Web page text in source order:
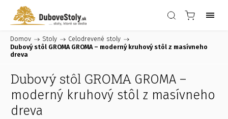
Domov / Stoly / Celodrevené stoly /
Dubový stôl GROMA GROMA – moderný kruhový stôl z masívneho
dreva
Dubový stôl GROMA GROMA –
moderný kruhový stôl z masívneho
dreva